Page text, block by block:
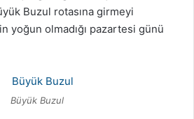
Buzul rotasına girmeyi
yoğun olmadığı pazartesi günü
Büyük Buzul